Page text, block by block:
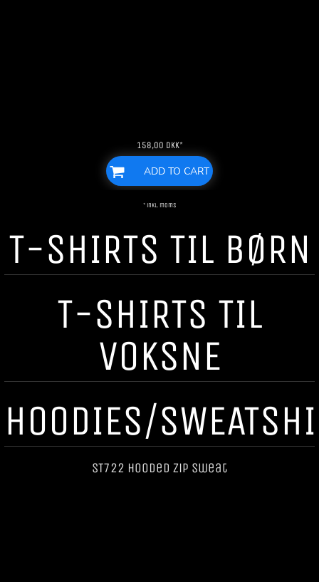
158,00 DKK*
ADD TO CART
* inkl. moms
T-SHIRTS TIL BØRN
T-SHIRTS TIL
VOKSNE
HOODIES/
ST722 Hooded Zip Sweat